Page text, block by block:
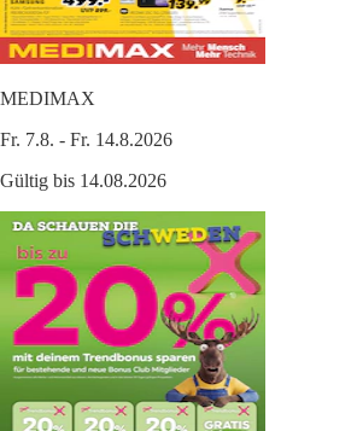
MEDIMAX
Fr. 7.8. - Fr. 14.8.2026
Gültig bis 14.08.2026